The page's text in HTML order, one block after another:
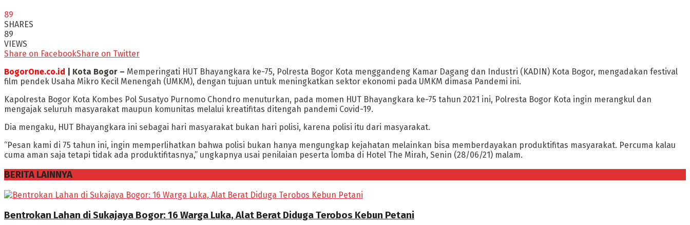
89
SHARES
89
VIEWS
Share on FacebookShare on Twitter
BogorOne.co.id | Kota Bogor – Memperingati HUT Bhayangkara ke-75, Polresta Bogor Kota menggandeng Kamar Dagang dan Industri (KADIN) Kota Bogor, mengadakan festival
film pendek Usaha Mikro Kecil Menengah (UMKM), dengan tujuan untuk meningkatkan sektor ekonomi pada UMKM dimasa Pandemi ini.
Kapolresta Bogor Kota Kombes Pol Susatyo Purnomo Chondro menuturkan, pada momen HUT Bhayangkara ke-75 tahun 2021 ini, Polresta Bogor Kota ingin merangkul dan
mengajak seluruh masyarakat maupun komunitas melalui kreatifitas ditengah pandemi Covid-19.
Dia mengaku, HUT Bhayangkara ini sebagai hari masyarakat bukan hari polisi, karena polisi itu dari masyarakat.
“Pesan kami di 75 tahun ini, ingin memperlihatkan bahwa polisi bukan hanya mengungkap kejahatan melainkan bisa memberdayakan produktifitas masyarakat. Percuma kalau
cuma aman saja tetapi tidak ada produktifitasnya,” ungkapnya usai penilaian peserta lomba di Hotel The Mirah, Senin (28/06/21) malam.
BERITA LAINNYA
Bentrokan Lahan di Sukajaya Bogor: 16 Warga Luka, Alat Berat Diduga Terobos Kebun Petani